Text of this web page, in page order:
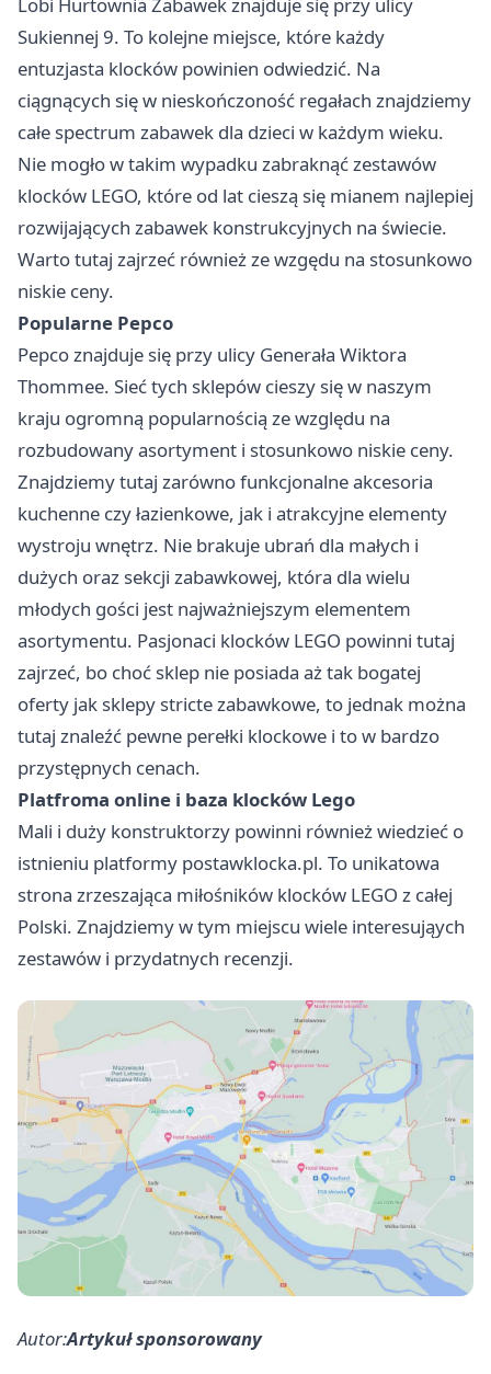
Lobi Hurtownia Zabawek znajduje się przy ulicy
Sukiennej 9. To kolejne miejsce, które każdy
entuzjasta klocków powinien odwiedzić. Na
ciągnących się w nieskończoność regałach znajdziemy
całe spectrum zabawek dla dzieci w każdym wieku.
Nie mogło w takim wypadku zabraknąć zestawów
klocków LEGO, które od lat cieszą się mianem najlepiej
rozwijających zabawek konstrukcyjnych na świecie.
Warto tutaj zajrzeć również ze wzgędu na stosunkowo
niskie ceny.
Popularne Pepco
Pepco znajduje się przy ulicy Generała Wiktora
Thommee. Sieć tych sklepów cieszy się w naszym
kraju ogromną popularnością ze względu na
rozbudowany asortyment i stosunkowo niskie ceny.
Znajdziemy tutaj zarówno funkcjonalne akcesoria
kuchenne czy łazienkowe, jak i atrakcyjne elementy
wystroju wnętrz. Nie brakuje ubrań dla małych i
dużych oraz sekcji zabawkowej, która dla wielu
młodych gości jest najważniejszym elementem
asortymentu. Pasjonaci klocków LEGO powinni tutaj
zajrzeć, bo choć sklep nie posiada aż tak bogatej
oferty jak sklepy stricte zabawkowe, to jednak można
tutaj znaleźć pewne perełki klockowe i to w bardzo
przystępnych cenach.
Platfroma online i baza klocków Lego
Mali i duży konstruktorzy powinni również wiedzieć o
istnieniu platformy postawklocka.pl. To unikatowa
strona zrzeszająca miłośników klocków LEGO z całej
Polski. Znajdziemy w tym miejscu wiele interesująych
zestawów i przydatnych recenzji.
Autor:Artykuł sponsorowany